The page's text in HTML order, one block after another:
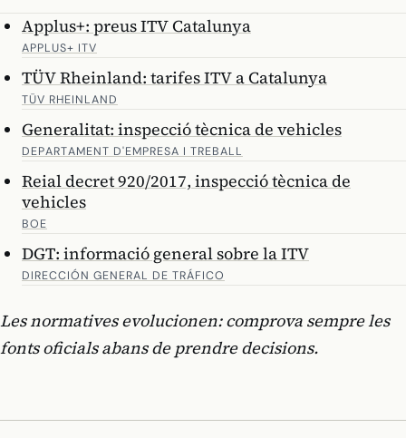
Applus+: preus ITV Catalunya
APPLUS+ ITV
TÜV Rheinland: tarifes ITV a Catalunya
TÜV RHEINLAND
Generalitat: inspecció tècnica de vehicles
DEPARTAMENT D'EMPRESA I TREBALL
Reial decret 920/2017, inspecció tècnica de
vehicles
BOE
DGT: informació general sobre la ITV
DIRECCIÓN GENERAL DE TRÁFICO
Les normatives evolucionen: comprova sempre les
fonts oficials abans de prendre decisions.